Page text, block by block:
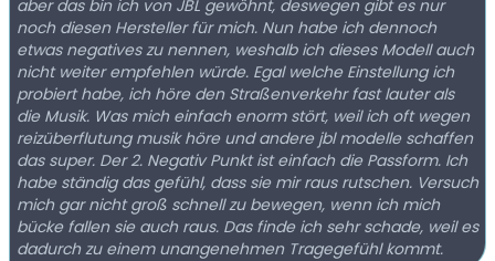
aber das bin ich von JBL gewöhnt, deswegen gibt es nur
noch diesen Hersteller für mich. Nun habe ich dennoch
etwas negatives zu nennen, weshalb ich dieses Modell auch
nicht weiter empfehlen würde. Egal welche Einstellung ich
probiert habe, ich höre den Straßenverkehr fast lauter als
die Musik. Was mich einfach enorm stört, weil ich oft wegen
reizüberflutung musik höre und andere jbl modelle schaffen
das super. Der 2. Negativ Punkt ist einfach die Passform. Ich
habe ständig das gefühl, dass sie mir raus rutschen. Versuch
mich gar nicht groß schnell zu bewegen, wenn ich mich
bücke fallen sie auch raus. Das finde ich sehr schade, weil es
dadurch zu einem unangenehmen Tragegefühl kommt.